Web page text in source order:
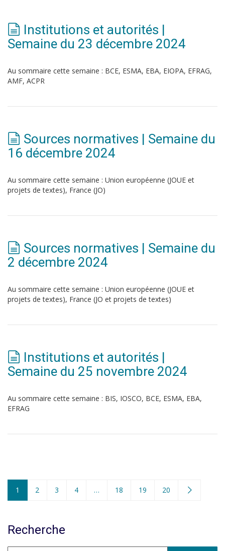
Institutions et autorités |
Semaine du 23 décembre 2024
Au sommaire cette semaine : BCE, ESMA, EBA, EIOPA, EFRAG,
AMF, ACPR
Sources normatives | Semaine du
16 décembre 2024
Au sommaire cette semaine : Union européenne (JOUE et
projets de textes), France (JO)
Sources normatives | Semaine du
2 décembre 2024
Au sommaire cette semaine : Union européenne (JOUE et
projets de textes), France (JO et projets de textes)
Institutions et autorités |
Semaine du 25 novembre 2024
Au sommaire cette semaine : BIS, IOSCO, BCE, ESMA, EBA,
EFRAG
1 2 3 4 … 18 19 20
Recherche